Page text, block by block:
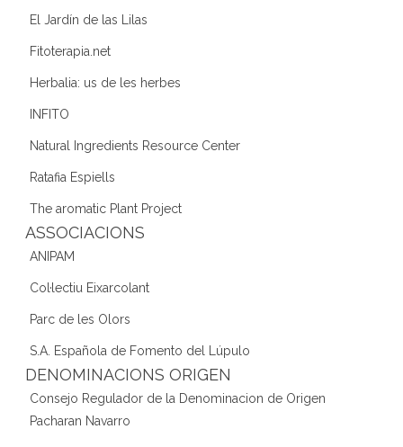
El Jardín de las Lilas
Fitoterapia.net
Herbalia: us de les herbes
INFITO
Natural Ingredients Resource Center
Ratafia Espiells
The aromatic Plant Project
ASSOCIACIONS
ANIPAM
Col·lectiu Eixarcolant
Parc de les Olors
S.A. Española de Fomento del Lúpulo
DENOMINACIONS ORIGEN
Consejo Regulador de la Denominacion de Origen
Pacharan Navarro